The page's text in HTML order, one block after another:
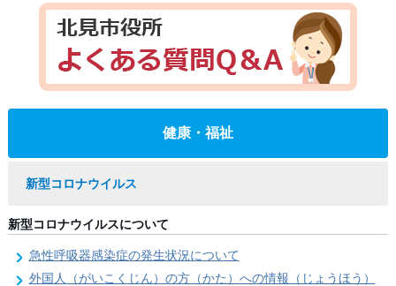
健康・福祉
新型コロナウイルス
新型コロナウイルスについて
急性呼吸器感染症の発生状況について
外国人（がいこくじん）の方（かた）への情報（じょうほう）